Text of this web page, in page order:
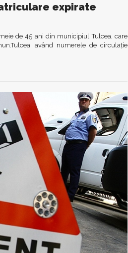
expirate
de 45 ani din municipiul Tulcea, care
având numerele de circulație